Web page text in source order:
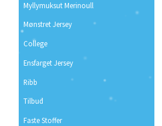
Myllymuksut Merinoull
Mønstret Jersey
College
Ensfarget Jersey
Ribb
Tilbud
Faste Stoffer